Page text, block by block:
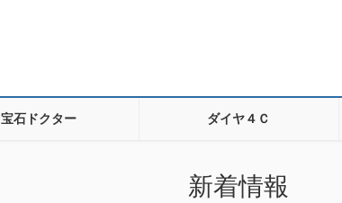
宝石ドクター ダイヤ４Ｃ
新着情報